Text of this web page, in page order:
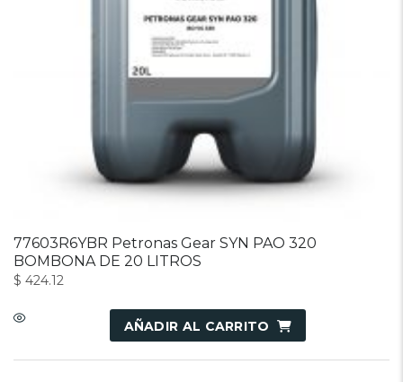
77603R6YBR Petronas Gear SYN PAO 320
BOMBONA DE 20 LITROS
$ 424.12
AÑADIR AL CARRITO